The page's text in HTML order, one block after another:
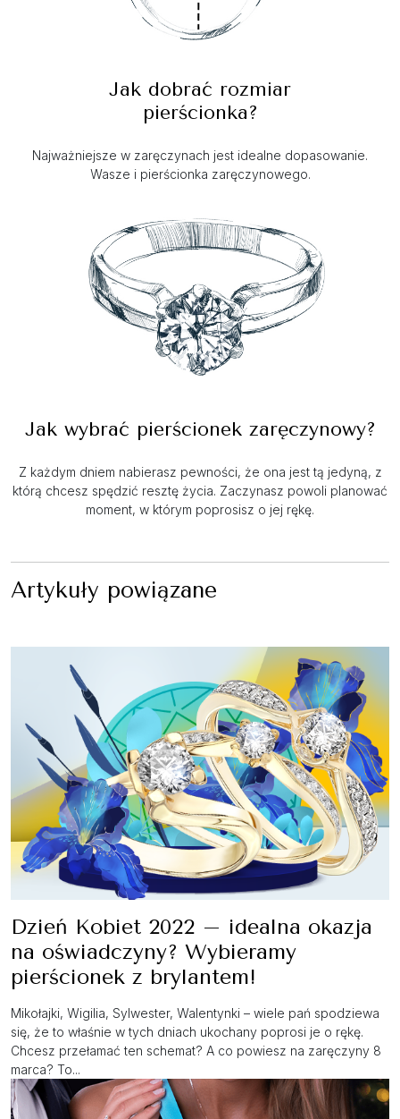
Jak dobrać rozmiar
pierścionka?
Najważniejsze w zaręczynach jest idealne dopasowanie.
Wasze i pierścionka zaręczynowego.
Jak wybrać pierścionek zaręczynowy?
Z każdym dniem nabierasz pewności, że ona jest tą jedyną, z
którą chcesz spędzić resztę życia. Zaczynasz powoli planować
moment, w którym poprosisz o jej rękę.
Artykuły powiązane
Dzień Kobiet 2022 – idealna okazja
na oświadczyny? Wybieramy
pierścionek z brylantem!
Mikołajki, Wigilia, Sylwester, Walentynki – wiele pań spodziewa
się, że to właśnie w tych dniach ukochany poprosi je o rękę.
Chcesz przełamać ten schemat? A co powiesz na zaręczyny 8
marca? To...